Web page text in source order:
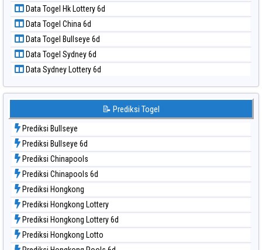
Data Togel North Carolina Day
Data Togel Pcso
Data Togel Sao Paulo
Data Togel Singapore
Data Togel Sydney
Data Togel Sydney Lottery
Data Togel Sydney Lottery 6d
Data Togel Sydney Lotto
Data Togel Sydney Pools 6d
Data Togel Taipei
Data Togel Taiwan
Data Togel Hk Lottery 6d
Data Togel China 6d
Data Togel Bullseye 6d
Data Togel Sydney 6d
Data Sydney Lottery 6d
📝 Prediksi Togel
Prediksi Bullseye
Prediksi Bullseye 6d
Prediksi Chinapools
Prediksi Chinapools 6d
Prediksi Hongkong
Prediksi Hongkong Lottery
Prediksi Hongkong Lottery 6d
Prediksi Hongkong Lotto